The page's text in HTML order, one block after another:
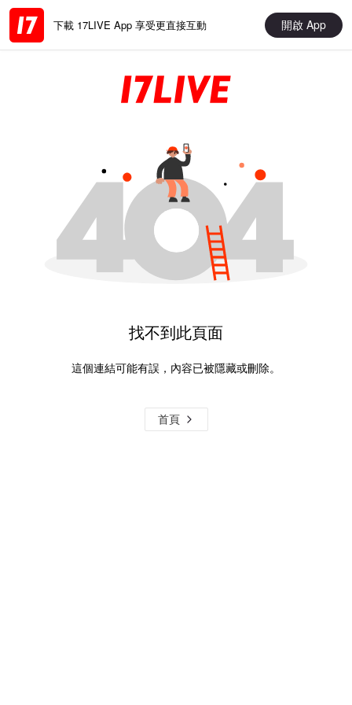
下載 17LIVE App 享受更直接互動 開啟 App
找不到此頁面
這個連結可能有誤，內容已被隱藏或刪除。
首頁